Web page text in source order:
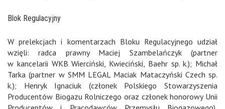
Blok Regulacyjny
W prelekcjach i komentarzach Bloku Regulacyjnego udział
wzięli: radca prawny Maciej Szambelańczyk (partner
w kancelarii WKB Wierciński, Kwieciński, Baehr sp. k.); Michał
Tarka (partner w SMM LEGAL Maciak Mataczyński Czech sp.
k.); Henryk Ignaciuk (członek Polskiego Stowarzyszenia
Producentów Biogazu Rolniczego oraz członek honorowy Unii